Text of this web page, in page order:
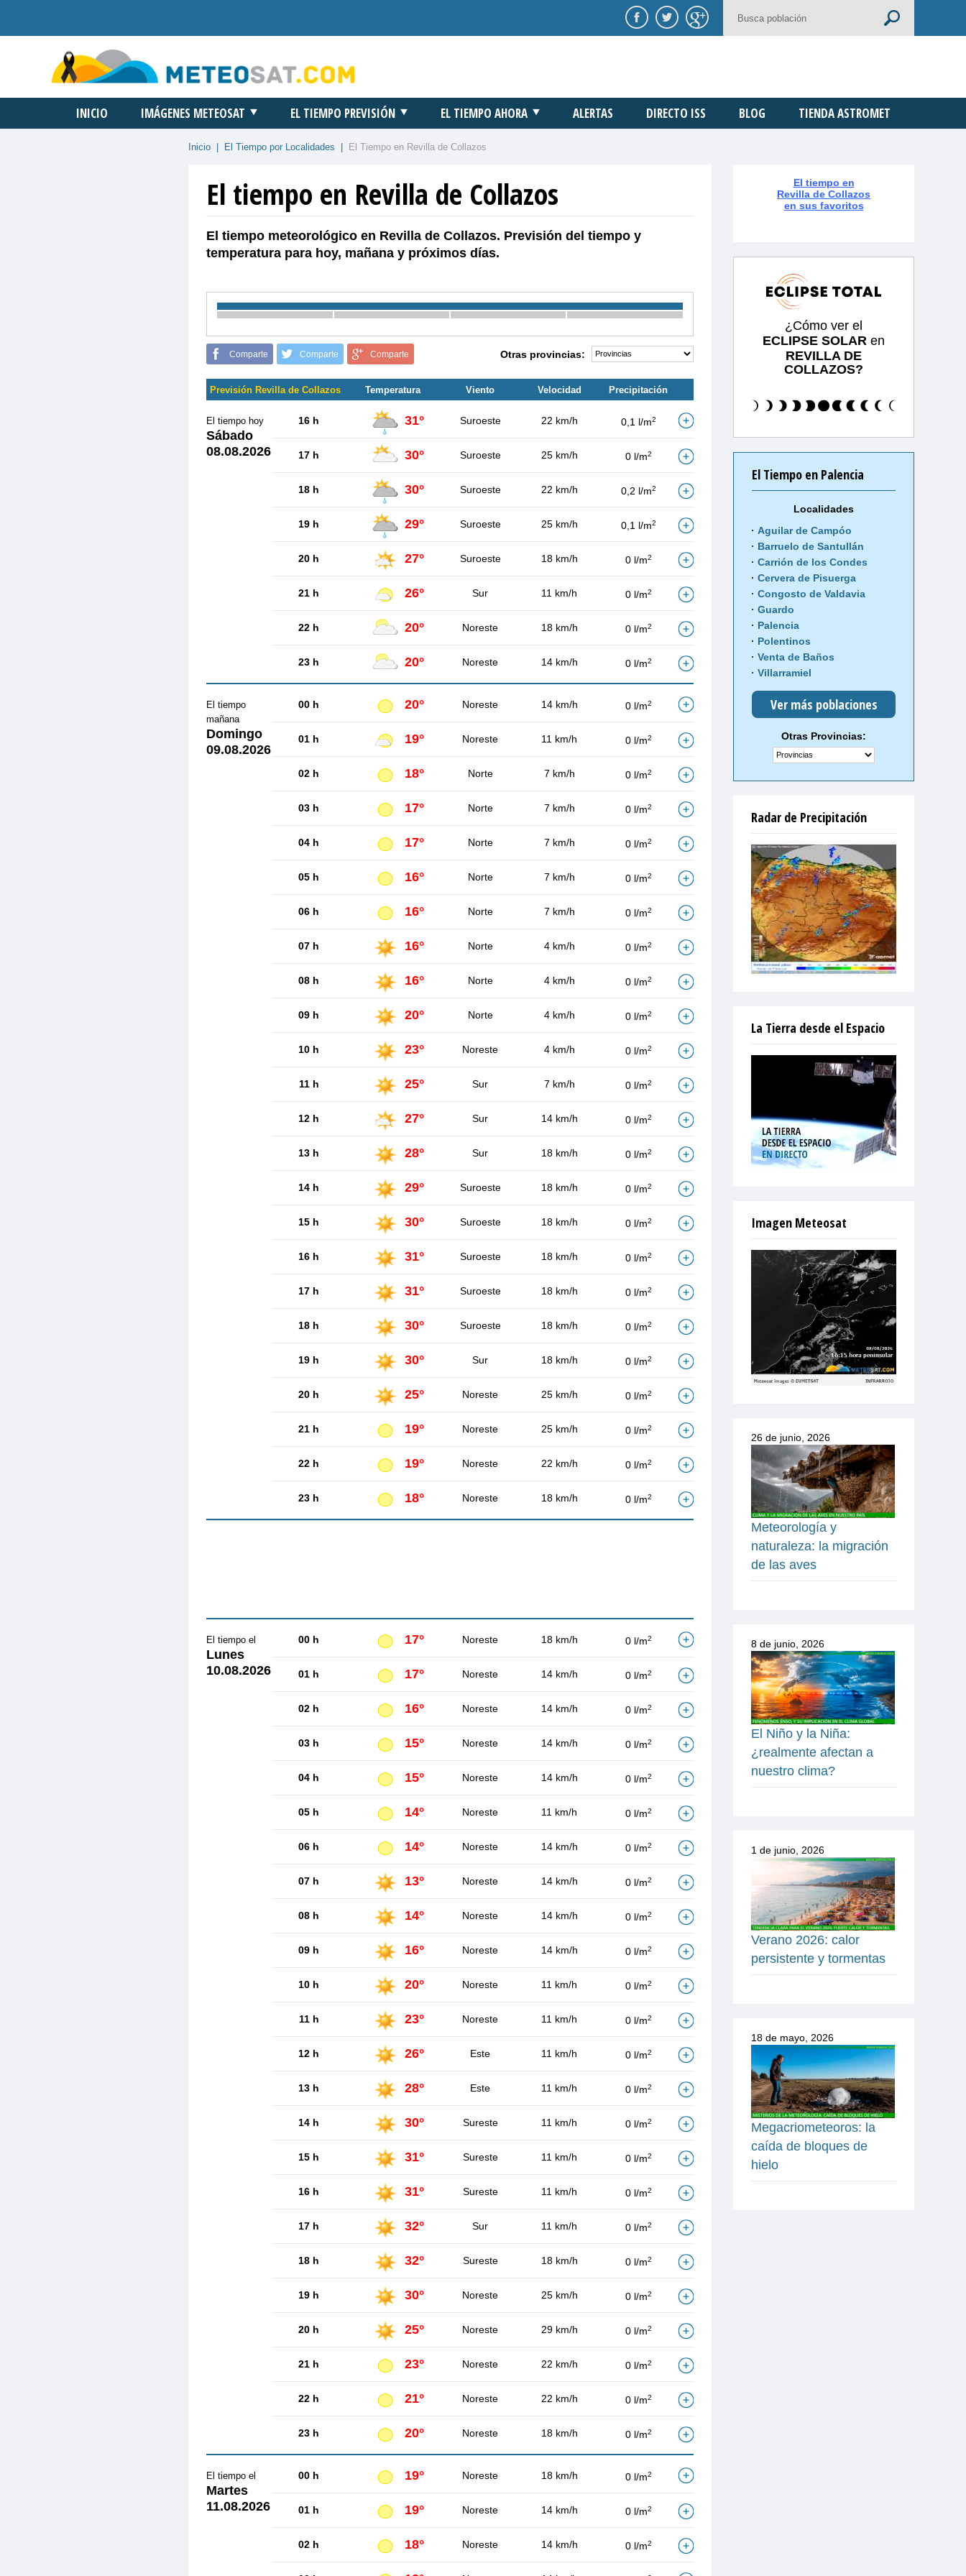
INICIO IMÁGENES METEOSAT EL TIEMPO PREVISIÓN EL TIEMPO AHORA ALERTAS DIRECTO ISS BLOG TIENDA ASTROMET
Inicio El Tiempo por Localidades El Tiempo en Revilla de Collazos
El tiempo en Revilla de Collazos
El tiempo meteorológico en Revilla de Collazos. Previsión del tiempo y
temperatura para hoy, mañana y próximos días.
Comparte Comparte Comparte Otras provincias:
Previsión Revilla de Collazos Temperatura Viento Velocidad Precipitación
El tiempo hoy
Sábado
08.08.2026
16 h 31° Suroeste 22 km/h 0,1 l/m2
17 h 30° Suroeste 25 km/h 0 l/m2
18 h 30° Suroeste 22 km/h 0,2 l/m2
19 h 29° Suroeste 25 km/h 0,1 l/m2
20 h 27° Suroeste 18 km/h 0 l/m2
21 h 26° Sur 11 km/h 0 l/m2
22 h 20° Noreste 18 km/h 0 l/m2
23 h 20° Noreste 14 km/h 0 l/m2
El tiempo
mañana
Domingo
09.08.2026
00 h 20° Noreste 14 km/h 0 l/m2
01 h 19° Noreste 11 km/h 0 l/m2
02 h 18° Norte 7 km/h 0 l/m2
03 h 17° Norte 7 km/h 0 l/m2
04 h 17° Norte 7 km/h 0 l/m2
05 h 16° Norte 7 km/h 0 l/m2
06 h 16° Norte 7 km/h 0 l/m2
07 h 16° Norte 4 km/h 0 l/m2
08 h 16° Norte 4 km/h 0 l/m2
09 h 20° Norte 4 km/h 0 l/m2
10 h 23° Noreste 4 km/h 0 l/m2
11 h 25° Sur 7 km/h 0 l/m2
12 h 27° Sur 14 km/h 0 l/m2
13 h 28° Sur 18 km/h 0 l/m2
14 h 29° Suroeste 18 km/h 0 l/m2
15 h 30° Suroeste 18 km/h 0 l/m2
16 h 31° Suroeste 18 km/h 0 l/m2
17 h 31° Suroeste 18 km/h 0 l/m2
18 h 30° Suroeste 18 km/h 0 l/m2
19 h 30° Sur 18 km/h 0 l/m2
20 h 25° Noreste 25 km/h 0 l/m2
21 h 19° Noreste 25 km/h 0 l/m2
22 h 19° Noreste 22 km/h 0 l/m2
23 h 18° Noreste 18 km/h 0 l/m2
El tiempo el
Lunes
10.08.2026
00 h 17° Noreste 18 km/h 0 l/m2
01 h 17° Noreste 14 km/h 0 l/m2
02 h 16° Noreste 14 km/h 0 l/m2
03 h 15° Noreste 14 km/h 0 l/m2
04 h 15° Noreste 14 km/h 0 l/m2
05 h 14° Noreste 11 km/h 0 l/m2
06 h 14° Noreste 14 km/h 0 l/m2
07 h 13° Noreste 14 km/h 0 l/m2
08 h 14° Noreste 14 km/h 0 l/m2
09 h 16° Noreste 14 km/h 0 l/m2
10 h 20° Noreste 11 km/h 0 l/m2
11 h 23° Noreste 11 km/h 0 l/m2
12 h 26° Este 11 km/h 0 l/m2
13 h 28° Este 11 km/h 0 l/m2
14 h 30° Sureste 11 km/h 0 l/m2
15 h 31° Sureste 11 km/h 0 l/m2
16 h 31° Sureste 11 km/h 0 l/m2
17 h 32° Sur 11 km/h 0 l/m2
18 h 32° Sureste 18 km/h 0 l/m2
19 h 30° Noreste 25 km/h 0 l/m2
20 h 25° Noreste 29 km/h 0 l/m2
21 h 23° Noreste 22 km/h 0 l/m2
22 h 21° Noreste 22 km/h 0 l/m2
23 h 20° Noreste 18 km/h 0 l/m2
El tiempo el
Martes
11.08.2026
00 h 19° Noreste 18 km/h 0 l/m2
01 h 19° Noreste 14 km/h 0 l/m2
02 h 18° Noreste 14 km/h 0 l/m2
El tiempo en
Revilla de Collazos
en sus favoritos
¿Cómo ver el
ECLIPSE SOLAR en
REVILLA DE
COLLAZOS?
El Tiempo en Palencia
Localidades
Aguilar de Campóo
Barruelo de Santullán
Carrión de los Condes
Cervera de Pisuerga
Congosto de Valdavia
Guardo
Palencia
Polentinos
Venta de Baños
Villarramiel
Ver más poblaciones
Otras Provincias:
Radar de Precipitación
La Tierra desde el Espacio
Imagen Meteosat
26 de junio, 2026
Meteorología y
naturaleza: la migración
de las aves
8 de junio, 2026
El Niño y la Niña:
¿realmente afectan a
nuestro clima?
1 de junio, 2026
Verano 2026: calor
persistente y tormentas
18 de mayo, 2026
Megacriometeoros: la
caída de bloques de
hielo